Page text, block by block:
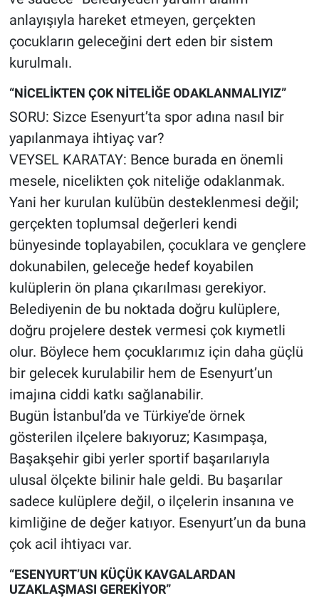
anlayışıyla hareket etmeyen, gerçekten
çocukların geleceğini dert eden bir sistem
kurulmalı.
“NİCELİKTEN ÇOK NİTELİĞE ODAKLANMALIYIZ”
SORU: Sizce Esenyurt’ta spor adına nasıl bir
yapılanmaya ihtiyaç var?
VEYSEL KARATAY: Bence burada en önemli
mesele, nicelikten çok niteliğe odaklanmak.
Yani her kurulan kulübün desteklenmesi değil;
gerçekten toplumsal değerleri kendi
bünyesinde toplayabilen, çocuklara ve gençlere
dokunabilen, geleceğe hedef koyabilen
kulüplerin ön plana çıkarılması gerekiyor.
Belediyenin de bu noktada doğru kulüplere,
doğru projelere destek vermesi çok kıymetli
olur. Böylece hem çocuklarımız için daha güçlü
bir gelecek kurulabilir hem de Esenyurt’un
imajına ciddi katkı sağlanabilir.
Bugün İstanbul’da ve Türkiye’de örnek
gösterilen ilçelere bakıyoruz; Kasımpaşa,
Başakşehir gibi yerler sportif başarılarıyla
ulusal ölçekte bilinir hale geldi. Bu başarılar
sadece kulüplere değil, o ilçelerin insanına ve
kimliğine de değer katıyor. Esenyurt’un da buna
çok acil ihtiyacı var.
“ESENYURT’UN KÜÇÜK KAVGALARDAN
UZAKLAŞMASI GEREKİYOR”